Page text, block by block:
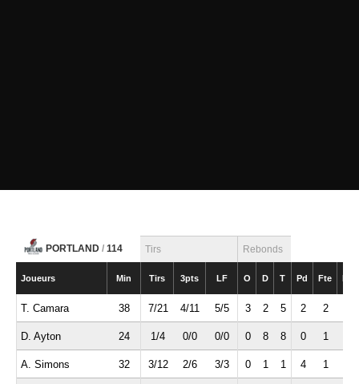
PORTLAND / 114 Tirs Rebonds
Joueurs Min Tirs 3pts LF O D T Pd Fte
T. Camara 38 7/21 4/11 5/5 3 2 5 2 2
D. Ayton 24 1/4 0/0 0/0 0 8 8 0 1
A. Simons 32 3/12 2/6 3/3 0 1 1 4 1